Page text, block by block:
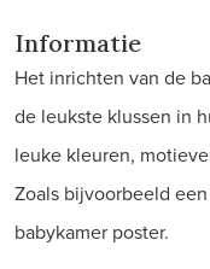
Informatie
Het inrichten van de
de leukste klussen in
leuke kleuren,
Zoals bijvoorbeeld
babykamer poster.